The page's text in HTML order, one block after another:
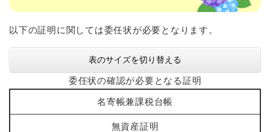
以下の証明に関しては委任状が必要となります。
表のサイズを切り替える
委任状の確認が必要となる証明
名寄帳兼課税台帳
無資産証明